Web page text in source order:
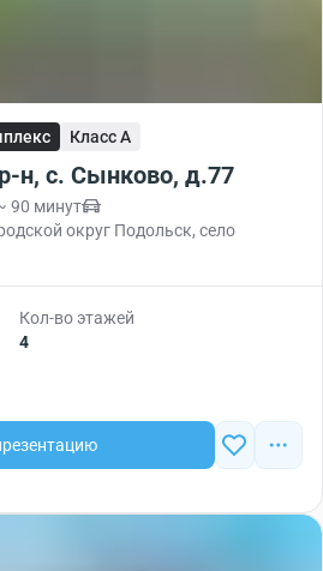
Класс A
н, с. Сынково, д.77
90 минут
округ Подольск, село
Кол-во этажей
4